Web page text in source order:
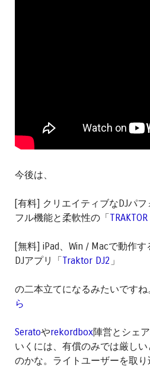
今後は、
[有料] クリエイティブなDJパ
フル機能と柔軟性の「
[無料] iPad、Win / Macで動作
DJアプリ「Traktor DJ2 」
の二本立てになるみたいです
ら
Seratoやrekordbox陣営とシェ
いくには、有償のみでは厳し
のかな。ライトユーザーを取り